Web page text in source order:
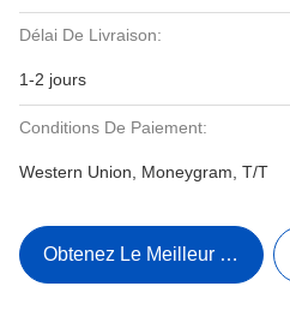
Délai De Livraison:
1-2 jours
Conditions De Paiement:
Western Union, Moneygram, T/T
Obtenez Le Meilleur Prix